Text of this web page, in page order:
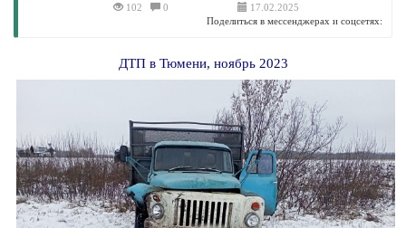
102 0
17.02.2025
Поделиться в мессенджерах и соцсетях:
ДТП в Тюмени, ноябрь 2023